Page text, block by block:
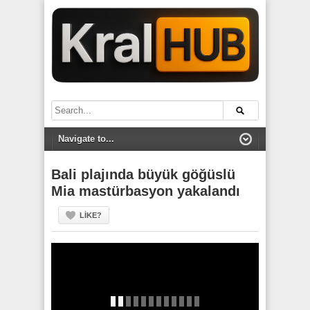
Bali plajında büyük göğüslü
Mia mastürbasyon yakalandı
LIKE?